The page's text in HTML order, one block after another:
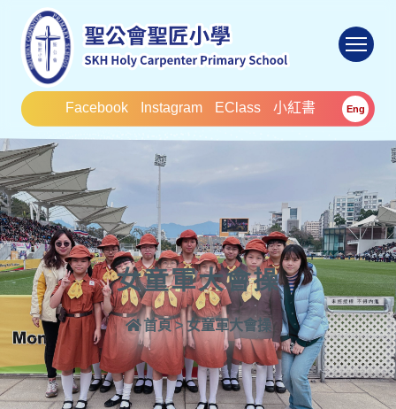
Facebook Instagram EClass 小紅書 Eng
女童軍大會操
首頁 > 女童軍大會操